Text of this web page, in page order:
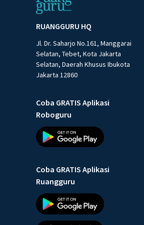
RUANGGURU HQ
Jl. Dr. Saharjo No.161, Manggarai
Selatan, Tebet, Kota Jakarta
Selatan, Daerah Khusus Ibukota
Jakarta 12860
Coba GRATIS Aplikasi
Roboguru
Coba GRATIS Aplikasi
Ruangguru